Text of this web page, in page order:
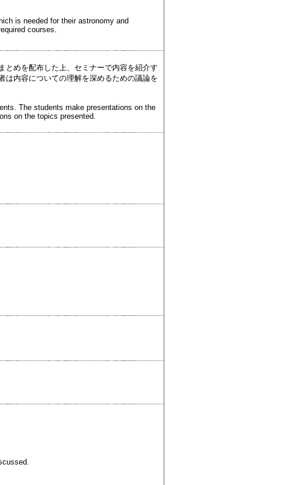
is needed for their astronomy and
courses.
とめを配布した上、セミナーで内容を紹介す
は内容についての理解を深めるための議論を
The students make presentations on the
on the topics presented.